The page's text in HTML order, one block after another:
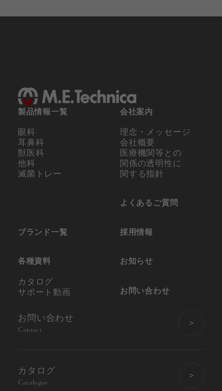
製品情報一覧
眼科
耳鼻科
獣医科
他科
滅菌トレー
ブランド一覧
各種資料
カタログ
サポート動画
会社案内
理念・メッセージ
会社概要
医療機関等との
関係の透明性に
関する指針
よくあるご質問
採用情報
お知らせ
お問い合わせ
お問い合わせ
Contact
カタログ
Catalogue